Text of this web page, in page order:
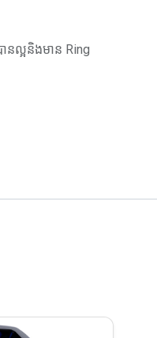
ានល្អនិងមាន Ring